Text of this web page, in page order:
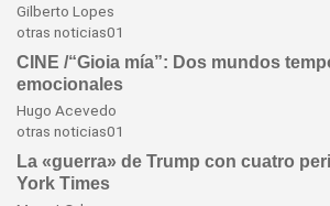
Gilberto Lopes
otras noticias01
CINE /“Gioia mía”: Dos mundos
emocionales
Hugo Acevedo
otras noticias01
La «guerra» de Trump con cuatro
York Times